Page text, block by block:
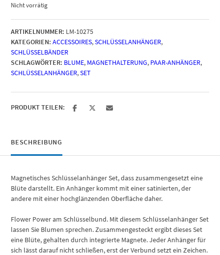
Nicht vorrätig
ARTIKELNUMMER: LM-10275
KATEGORIEN: ACCESSOIRES,SCHLÜSSELANHÄNGER,
SCHLÜSSELBÄNDER
SCHLAGWÖRTER: BLUME, MAGNETHALTERUNG, PAAR-ANHÄNGER,
SCHLÜSSELANHÄNGER,SET
PRODUKT TEILEN:
BESCHREIBUNG
Magnetisches Schlüsselanhänger Set, dass zusammengesetzt eine
Blüte darstellt. Ein Anhänger kommt mit einer satinierten, der
andere mit einer hochglänzenden Oberfläche daher.
Flower Power am Schlüsselbund. Mit diesem Schlüsselanhänger Set
lassen Sie Blumen sprechen. Zusammengesteckt ergibt dieses Set
eine Blüte, gehalten durch integrierte Magnete. Jeder Anhänger für
sich lässt darauf nicht schließen, erst der Verbund setzt ein Zeichen.